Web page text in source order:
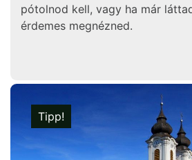
pótolnod kell, vagy ha már
érdemes megnézned.
Tipp!